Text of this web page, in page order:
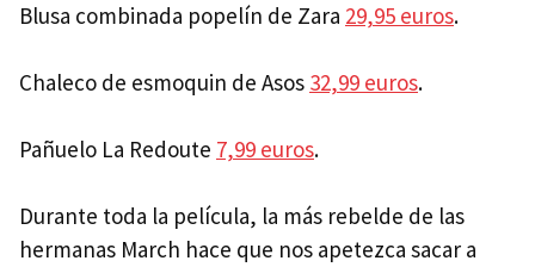
Blusa combinada popelín de Zara 29,95 euros.
Chaleco de esmoquin de Asos 32,99 euros.
Pañuelo La Redoute 7,99 euros.
Durante toda la película, la más rebelde de las
hermanas March hace que nos apetezca sacar a